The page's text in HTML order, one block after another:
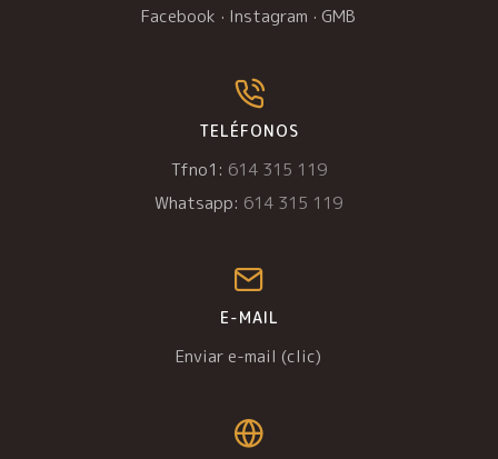
Facebook · Instagram · GMB
TELÉFONOS
Tfno1: 614 315 119
Whatsapp: 614 315 119
E-MAIL
Enviar e-mail (clic)